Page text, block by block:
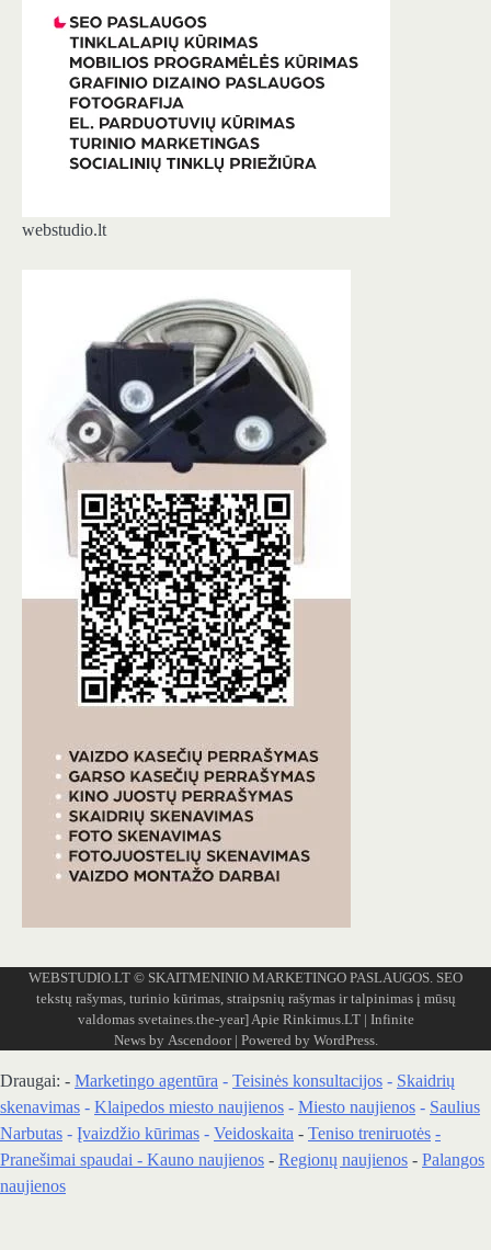
webstudio.lt
WEBSTUDIO.LT © SKAITMENINIO MARKETINGO PASLAUGOS. SEO
tekstų rašymas, turinio kūrimas, straipsnių rašymas ir talpinimas į mūsų
valdomas svetaines.the-year]Apie Rinkimus.LT| Infinite
News by Ascendoor| Powered by WordPress.
Draugai: - Marketingo agentūra - Teisinės konsultacijos - Skaidrių
skenavimas - Klaipedos miesto naujienos - Miesto naujienos - Saulius
Narbutas - Įvaizdžio kūrimas - Veidoskaita - Teniso treniruotės -
Pranešimai spaudai - Kauno naujienos - Regionų naujienos - Palangos
naujienos